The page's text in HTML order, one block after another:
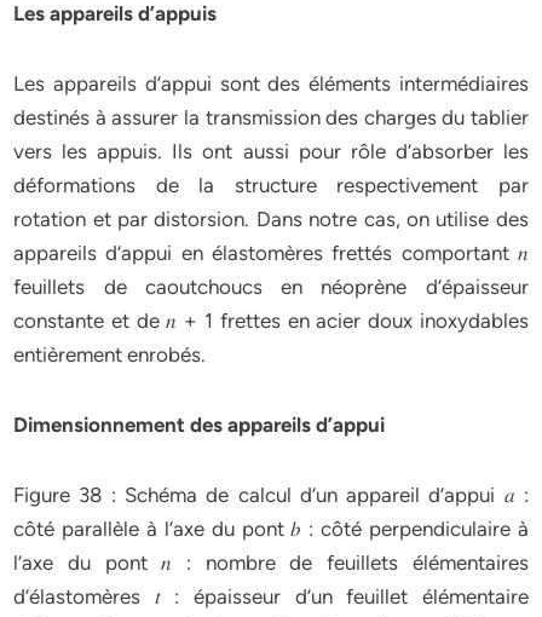
Les appareils d’appuis
Les appareils d’appui sont des éléments intermédiaires
destinés à assurer la transmission des charges du tablier
vers les appuis. Ils ont aussi pour rôle d’absorber les
déformations de la structure respectivement par
rotation et par distorsion. Dans notre cas, on utilise des
appareils d’appui en élastomères frettés comportant 𝑛
feuillets de caoutchoucs en néoprène d’épaisseur
constante et de 𝑛 + 1 frettes en acier doux inoxydables
entièrement enrobés.
Dimensionnement des appareils d’appui
Figure 38 : Schéma de calcul d’un appareil d’appui 𝑎 :
côté parallèle à l’axe du pont 𝑏 : côté perpendiculaire à
l’axe du pont 𝑛 : nombre de feuillets élémentaires
d’élastomères 𝑡 : épaisseur d’un feuillet élémentaire